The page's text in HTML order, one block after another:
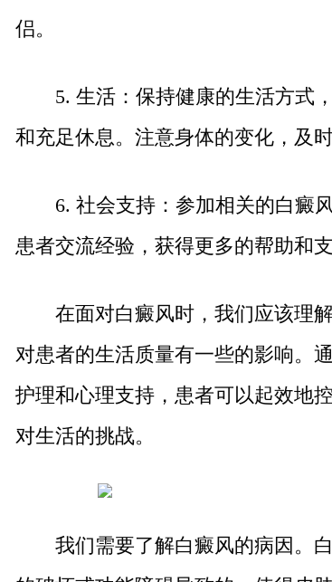
侣。
5. 生活：保持健康的生活方式，
和充足休息。注意身体的变化，及时
6. 社会支持：参加相关的白癜
患者交流经验，获得更多的帮助和支
在面对白癜风时，我们应该理解
对患者的生活质量有一些的影响。
护理和心理支持，患者可以起效地
对生活的挑战。
我们需要了解白癜风的病因。白